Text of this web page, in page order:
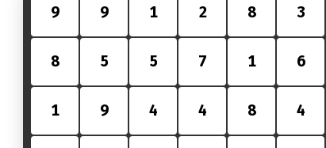
9 9 1 2 8 3
8 5 5 7 1 6
1 9 4 4 8 4